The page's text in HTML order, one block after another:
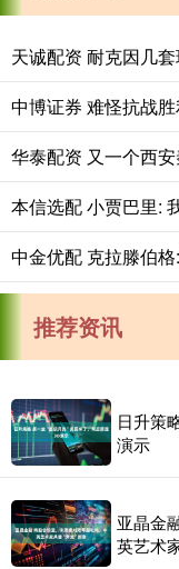
推荐资讯
日升策
演示
亚晶金
英艺术